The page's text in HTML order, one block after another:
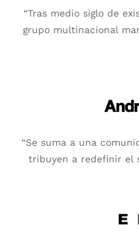
“Tras medio siglo de
gru­po mul­ti­na­cio­nal
“Se suma a una
tri­bu­yen a rede­fi­nir el